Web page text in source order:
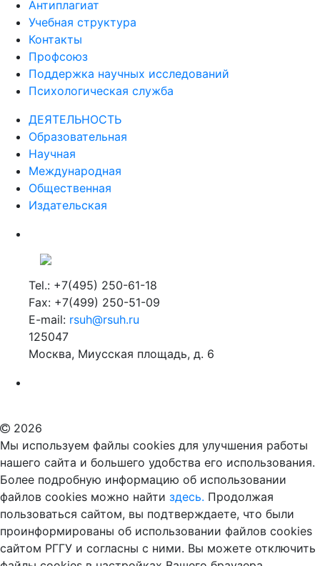
Антиплагиат
Учебная структура
Контакты
Профсоюз
Поддержка научных исследований
Психологическая служба
ДЕЯТЕЛЬНОСТЬ
Образовательная
Научная
Международная
Общественная
Издательская
Tel.: +7(495) 250-61-18
Fax: +7(499) 250-51-09
E-mail: rsuh@rsuh.ru
125047
Москва, Миусская площадь, д. 6
2026
Мы используем файлы cookies для улучшения работы
нашего сайта и большего удобства его использования.
Более подробную информацию об использовании
файлов cookies можно найти здесь. Продолжая
пользоваться сайтом, вы подтверждаете, что были
проинформированы об использовании файлов cookies
сайтом РГГУ и согласны с ними. Вы можете отключить